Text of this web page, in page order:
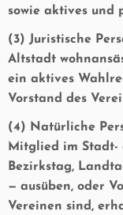
sowie aktives und
(3) Juristische
Altstadt
ein aktives
Vorstand des
(4) Natürliche
Mitglied im Stadt-
Bezirkstag,
— ausüben, oder
Vereinen sind,